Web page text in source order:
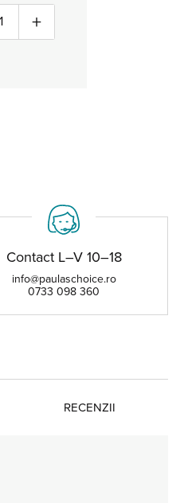
+
Contact L–V 10–18
info@paulaschoice.ro
0733 098 360
RECENZII